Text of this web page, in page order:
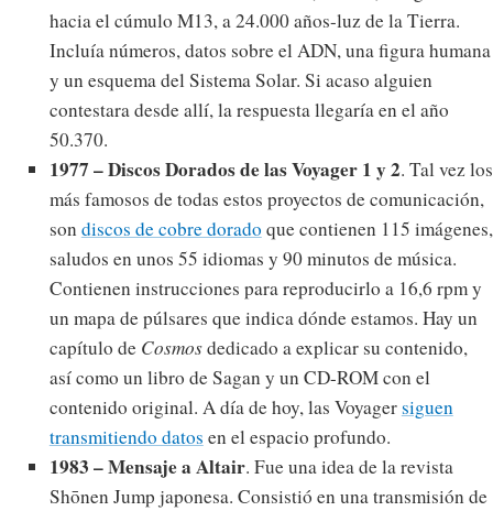
hacia el cúmulo M13, a 24.000 años-luz de la Tierra.
Incluía números, datos sobre el ADN, una figura humana
y un esquema del Sistema Solar. Si acaso alguien
contestara desde allí, la respuesta llegaría en el año
50.370.
1977 – Discos Dorados de las Voyager 1 y 2. Tal vez los
más famosos de todas estos proyectos de comunicación,
sondiscos de cobre dorado que contienen 115 imágenes,
saludos en unos 55 idiomas y 90 minutos de música.
Contienen instrucciones para reproducirlo a 16,6 rpm y
un mapa de púlsares que indica dónde estamos. Hay un
capítulo de Cosmosdedicado a explicar su contenido,
así como un libro de Sagan y un CD-ROM con el
contenido original. A día de hoy, las Voyagersiguen
transmitiendo datos en el espacio profundo.
1983 – Mensaje a Altair. Fue una idea de la revista
Shōnen Jump japonesa. Consistió en una transmisión de